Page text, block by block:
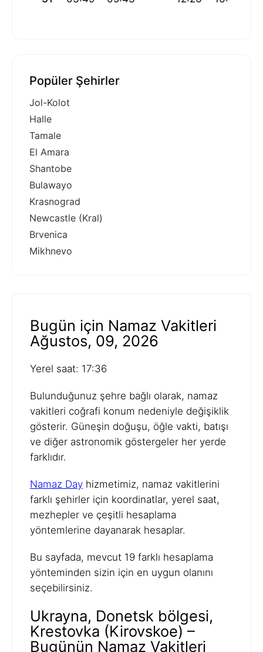
Popüler Şehirler
Jol-Kolot
Halle
Tamale
El Amara
Shantobe
Bulawayo
Krasnograd
Newcastle (Kral)
Brvenica
Mikhnevo
Bugün için Namaz Vakitleri
Ağustos, 09, 2026
Yerel saat: 17:36
Bulunduğunuz şehre bağlı olarak, namaz
vakitleri coğrafi konum nedeniyle değişiklik
gösterir. Güneşin doğuşu, öğle vakti, batışı
ve diğer astronomik göstergeler her yerde
farklıdır.
Namaz Day hizmetimiz, namaz vakitlerini
farklı şehirler için koordinatlar, yerel saat,
mezhepler ve çeşitli hesaplama
yöntemlerine dayanarak hesaplar.
Bu sayfada, mevcut 19 farklı hesaplama
yönteminden sizin için en uygun olanını
seçebilirsiniz.
Ukrayna, Donetsk bölgesi,
Krestovka (Kirovskoe) –
Bugünün Namaz Vakitleri